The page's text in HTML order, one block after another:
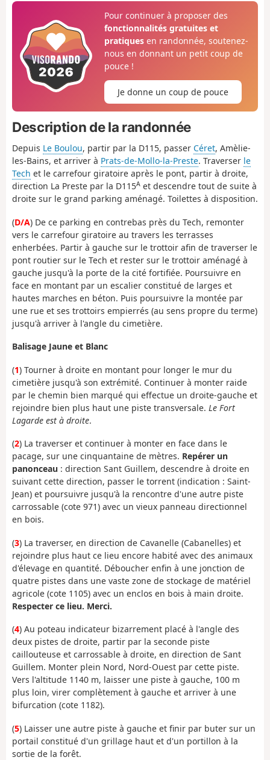
Pour continuer à proposer des
fonctionnalités gratuites et
pratiquesen randonnée, soutenez-
nous en donnant un petit coup de
pouce !
Je donne un coup de pouce
Description de la randonnée
Depuis Le Boulou, partir par la D115, passer Céret, Amèlie-
les-Bains, et arriver à Prats-de-Mollo-la-Preste. Traverser le
Tech et le carrefour giratoire après le pont, partir à droite,
direction La Preste par la D115A et descendre tout de suite à
droite sur le grand parking aménagé. Toilettes à disposition.
(D/A) De ce parking en contrebas près du Tech, remonter
vers le carrefour giratoire au travers les terrasses
enherbées. Partir à gauche sur le trottoir afin de traverser le
pont routier sur le Tech et rester sur le trottoir aménagé à
gauche jusqu'à la porte de la cité fortifiée. Poursuivre en
face en montant par un escalier constitué de larges et
hautes marches en béton. Puis poursuivre la montée par
une rue et ses trottoirs empierrés (au sens propre du terme)
jusqu'à arriver à l'angle du cimetière.
Balisage Jaune et Blanc
(1) Tourner à droite en montant pour longer le mur du
cimetière jusqu'à son extrémité. Continuer à monter raide
par le chemin bien marqué qui effectue un droite-gauche et
rejoindre bien plus haut une piste transversale. Le Fort
Lagarde est à droite.
(2) La traverser et continuer à monter en face dans le
pacage, sur une cinquantaine de mètres. Repérer un
panonceau : direction Sant Guillem, descendre à droite en
suivant cette direction, passer le torrent (indication : Saint-
Jean) et poursuivre jusqu'à la rencontre d'une autre piste
carrossable (cote 971) avec un vieux panneau directionnel
en bois.
(3) La traverser, en direction de Cavanelle (Cabanelles) et
rejoindre plus haut ce lieu encore habité avec des animaux
d'élevage en quantité. Déboucher enfin à une jonction de
quatre pistes dans une vaste zone de stockage de matériel
agricole (cote 1105) avec un enclos en bois à main droite.
Respecter ce lieu. Merci.
(4) Au poteau indicateur bizarrement placé à l'angle des
deux pistes de droite, partir par la seconde piste
caillouteuse et carrossable à droite, en direction de Sant
Guillem. Monter plein Nord, Nord-Ouest par cette piste.
Vers l'altitude 1140 m, laisser une piste à gauche, 100 m
plus loin, virer complètement à gauche et arriver à une
bifurcation (cote 1182).
(5) Laisser une autre piste à gauche et finir par buter sur un
portail constitué d'un grillage haut et d'un portillon à la
sortie de la forêt.